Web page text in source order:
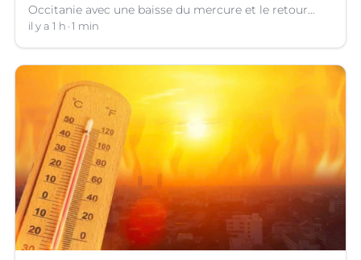
Occitanie avec une baisse du mercure et le retour
d'orages dans certains départements.
il y a 1 h 1 min